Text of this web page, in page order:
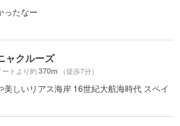
ったなー
ャクルーズ
ートより約370m （徒歩7分）
美しいリアス海岸 16世紀大航海時代 スペイ